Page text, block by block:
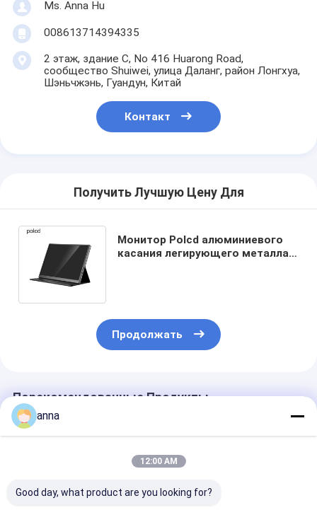
Ms. Anna Hu
008613714394335
2 этаж, здание C, No 416 Huarong Road,
сообщество Shuiwei, улица Даланг, район Лонгхуа,
Шэньчжэнь, Гуандун, Китай
Контакт
Получить Лучшую Цену Для
Монитор Polcd алюминиевого
касания легирующего металла
Продолжать
Порекомендованные Продукты
anna
12:00 AM
Good day, what product are you looking for?